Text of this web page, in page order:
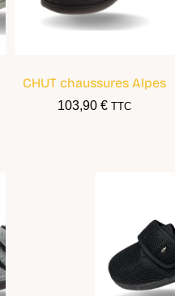
CHUT chaussures Alpes
103,90€ TTC